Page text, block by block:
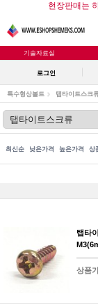
현장판매는
기술자료실
로그인
특수형상볼트 탭타이트스크
최신순 낮은가격 높은가격 상
탭타
상품